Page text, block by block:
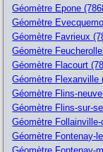
Géomètre Epone
Géomètre
Géomètre Favrieux
Géomètre
Géomètre Flacourt
Géomètre Flexanville
Géomètre Flins-
Géomètre Flins-sur-
Géomètre
Géomètre Fontenay-